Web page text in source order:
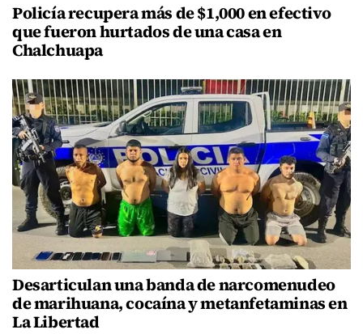
Policía recupera más de $1,000 en efectivo
que fueron hurtados de una casa en
Chalchuapa
Desarticulan una banda de narcomenudeo
de marihuana, cocaína y metanfetaminas en
La Libertad